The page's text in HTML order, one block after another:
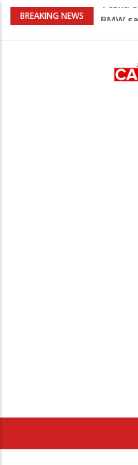
BREAKING NEWS
Evo
Na
Rasima
Na